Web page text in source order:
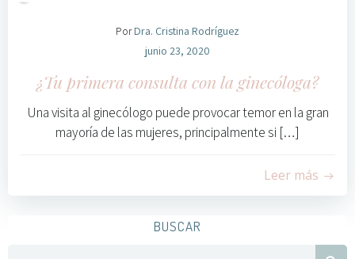
Por Dra. Cristina Rodríguez
junio 23, 2020
¿Tu primera consulta con la ginecóloga?
Una visita al ginecólogo puede provocar temor en la gran
mayoría de las mujeres, principalmente si […]
Leer más
BUSCAR